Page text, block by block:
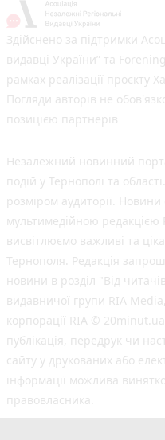
Здійснено за підтримки
видавці України” та
рамках реалізації проєкту
Погляди авторів не
позицією партнерів
Незалежний новинний
подій у Тернополі та
розміром аудиторії.
мультимедійною
висвітлюємо важливі та
Тернополя. Редакція
новини в розділ "Від
видавничої групи RIA
корпорації RIA ©
публiкацiя, передрук чи
сайту у друкованих або
інформації можлива
правовласника.